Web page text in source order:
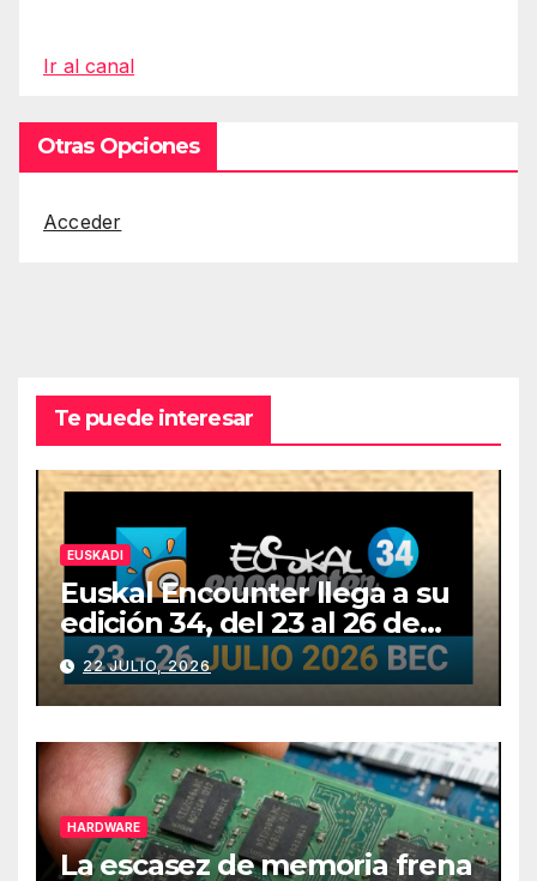
Ir al canal
Otras Opciones
Acceder
Te puede interesar
EUSKADI
Euskal Encounter llega a su
edición 34, del 23 al 26 de
julio
22 JULIO, 2026
HARDWARE
La escasez de memoria frena